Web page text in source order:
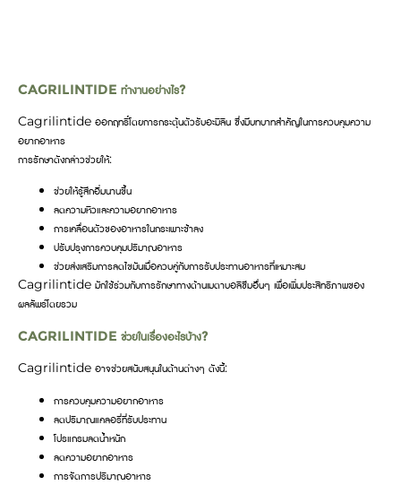
CAGRILINTIDE ทำงานอย่างไร?
Cagrilintide ออกฤทธิ์โดยการกระตุ้นตัวรับอะมิลิน ซึ่งมีบทบาทสำคัญในการควบคุมความ
อยากอาหาร
การรักษาดังกล่าวช่วยให้:
ช่วยให้รู้สึกอิ่มนานขึ้น
ลดความหิวและความอยากอาหาร
การเคลื่อนตัวของอาหารในกระเพาะช้าลง
ปรับปรุงการควบคุมปริมาณอาหาร
ช่วยส่งเสริมการลดไขมันเมื่อควบคู่กับการรับประทานอาหารที่เหมาะสม
Cagrilintide มักใช้ร่วมกับการรักษาทางด้านเมตาบอลิซึมอื่นๆ เพื่อเพิ่มประสิทธิภาพของ
ผลลัพธ์โดยรวม
CAGRILINTIDE ช่วยในเรื่องอะไรบ้าง?
Cagrilintide อาจช่วยสนับสนุนในด้านต่างๆ ดังนี้:
การควบคุมความอยากอาหาร
ลดปริมาณแคลอรี่ที่รับประทาน
โปรแกรมลดน้ำหนัก
ลดความอยากอาหาร
การจัดการปริมาณอาหาร